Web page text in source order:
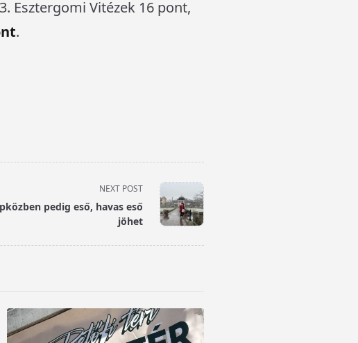
Esztergomi Vitézek 16 pont,
.
NEXT POST
pedig eső, havas eső
jöhet